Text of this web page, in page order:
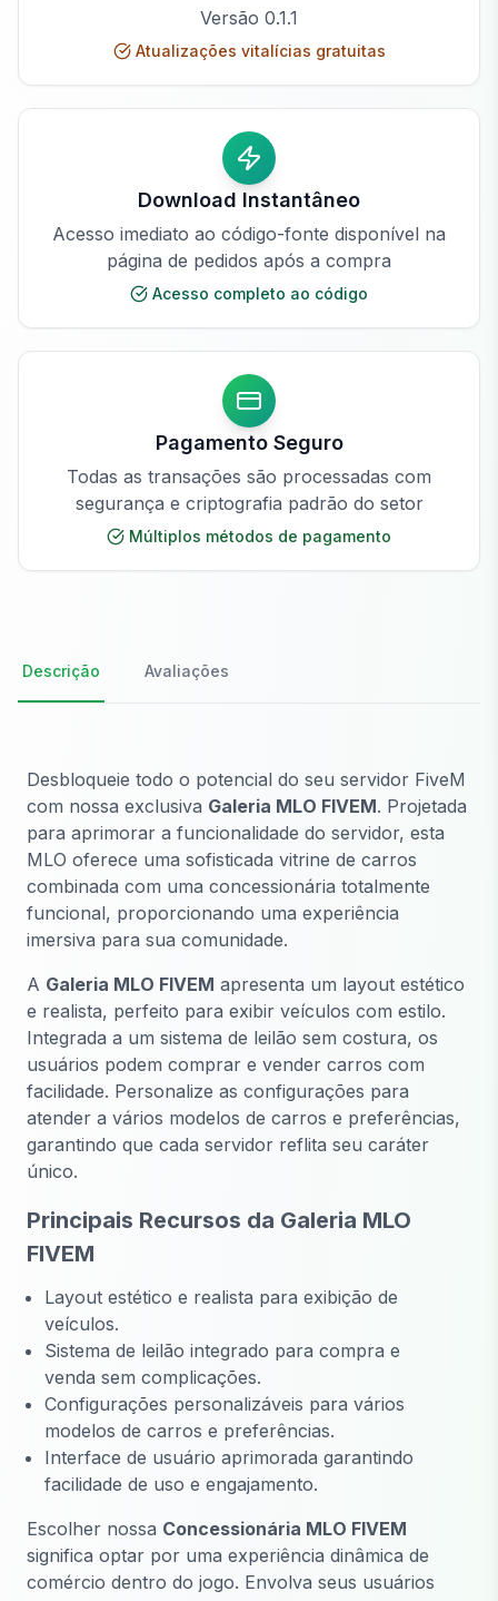
Versão 0.1.1
Atualizações vitalícias gratuitas
Download Instantâneo
Acesso imediato ao código-fonte disponível na
página de pedidos após a compra
Acesso completo ao código
Pagamento Seguro
Todas as transações são processadas com
segurança e criptografia padrão do setor
Múltiplos métodos de pagamento
Descrição Avaliações
Desbloqueie todo o potencial do seu servidor FiveM
com nossa exclusiva Galeria MLO FIVEM. Projetada
para aprimorar a funcionalidade do servidor, esta
MLO oferece uma sofisticada vitrine de carros
combinada com uma concessionária totalmente
funcional, proporcionando uma experiência
imersiva para sua comunidade.
A Galeria MLO FIVEM apresenta um layout estético
e realista, perfeito para exibir veículos com estilo.
Integrada a um sistema de leilão sem costura, os
usuários podem comprar e vender carros com
facilidade. Personalize as configurações para
atender a vários modelos de carros e preferências,
garantindo que cada servidor reflita seu caráter
único.
Principais Recursos da Galeria MLO
FIVEM
Layout estético e realista para exibição de
veículos.
Sistema de leilão integrado para compra e
venda sem complicações.
Configurações personalizáveis para vários
modelos de carros e preferências.
Interface de usuário aprimorada garantindo
facilidade de uso e engajamento.
Escolher nossa Concessionária MLO FIVEM
significa optar por uma experiência dinâmica de
comércio dentro do jogo. Envolva seus usuários